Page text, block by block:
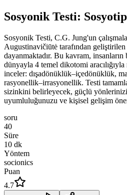
Sosyonik Testi:
Sosyonik Testi, C.G. Jung'un
Augustinavičiūtė tarafından
dayanmaktadır. Bu kavram, insanların
dünyayla 4 temel dikotomi
inceler: dışadönüklük–içedönüklük,
rasyonellik–irrasyonellik. Testi
sizinkini belirleyecek, güçlü
uyumluluğunuzu ve kişisel gelişim
soru
40
Süre
10 dk
Yöntem
socionics
Puan
4.7